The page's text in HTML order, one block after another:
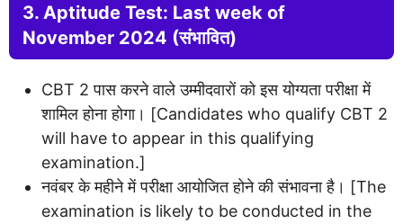
3. Aptitude Test: Last week of
November 2024 (संभावित)
CBT 2 पास करने वाले उम्मीदवारों को इस योग्यता परीक्षा में
शामिल होना होगा। [Candidates who qualify CBT 2
will have to appear in this qualifying
examination.]
नवंबर के महीने में परीक्षा आयोजित होने की संभावना है। [The
examination is likely to be conducted in the